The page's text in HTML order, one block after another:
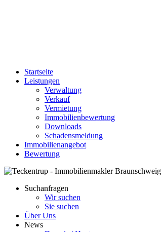
Startseite
Leistungen
Verwaltung
Verkauf
Vermietung
Immobilienbewertung
Downloads
Schadensmeldung
Immobilienangebot
Bewertung
Suchanfragen
Wir suchen
Sie suchen
Über Uns
News